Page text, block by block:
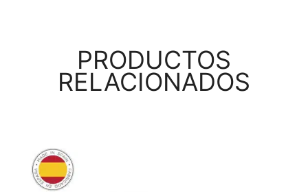
PRODUCTOS
RELACIONADOS